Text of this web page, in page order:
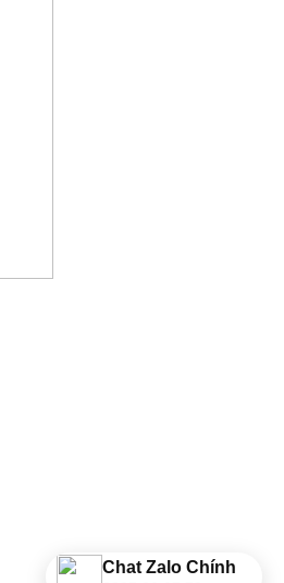
Chat Zalo Chính